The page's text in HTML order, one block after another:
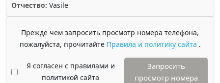
Отчество: Vasile
Прежде чем запросить просмотр номера телефона,
пожалуйста, прочитайте Правила и политику сайта .
Я согласен с правилами и
политикой сайта
Запросить
просмотр номера